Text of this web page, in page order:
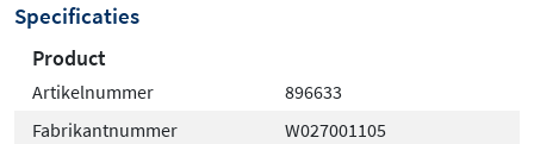
Specificaties
Product
Artikelnummer
896633
Fabrikantnummer
W027001105